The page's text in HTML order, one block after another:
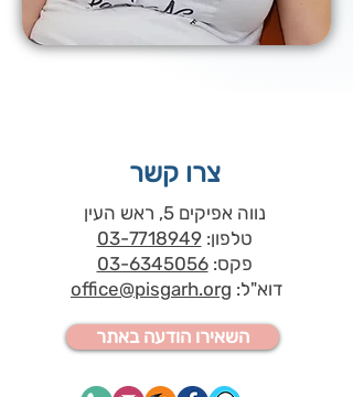
צרו קשר
נווה אפיקים 5, ראש העין
טלפון:03-7718949
פקס:03-6345056
דוא"ל: office@pisgarh.org
השאירו הודעה באתר